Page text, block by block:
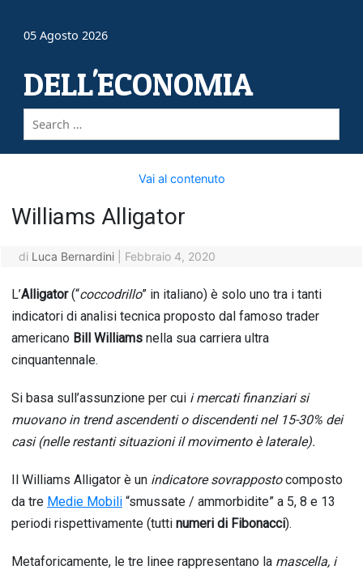
05 Agosto 2026
DELL'ECONOMIA
Vai al contenuto
Williams Alligator
di Luca Bernardini Febbraio 4, 2020
L’Alligator(“coccodrillo” in italiano) è solo uno tra i tanti
indicatori di analisi tecnica proposto dal famoso trader
americano Bill Williams nella sua carriera ultra
cinquantennale.
Si basa sull’assunzione per cui i mercati finanziari si
muovano in trend ascendenti o discendenti nel 15-30% dei
casi (nelle restanti situazioni il movimento è laterale).
Il Williams Alligator è un indicatore sovrappostocomposto
da tre Medie Mobili “smussate / ammorbidite” a 5, 8 e 13
periodi rispettivamente (tutti numeri di Fibonacci).
Metaforicamente, le tre linee rappresentano la mascella, i